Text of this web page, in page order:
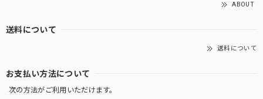
ABOUT
送料について
送料について
お支払い方法について
次の方法がご利用いただけます。